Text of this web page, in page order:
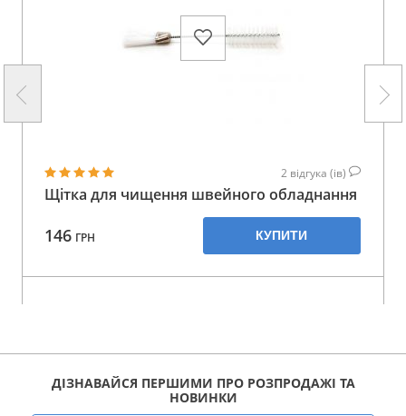
2 відгука (ів)
Щітка для чищення швейного обладнання
146 ГРН КУПИТИ
ДІЗНАВАЙСЯ ПЕРШИМИ ПРО РОЗПРОДАЖІ ТА
НОВИНКИ